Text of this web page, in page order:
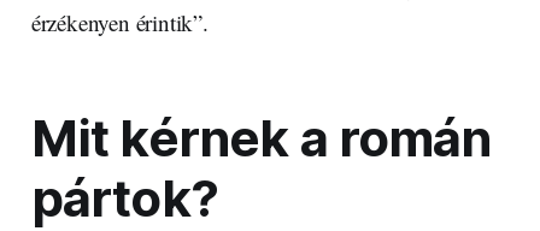
érzékenyen érintik”.
Mit kérnek a román
pártok?